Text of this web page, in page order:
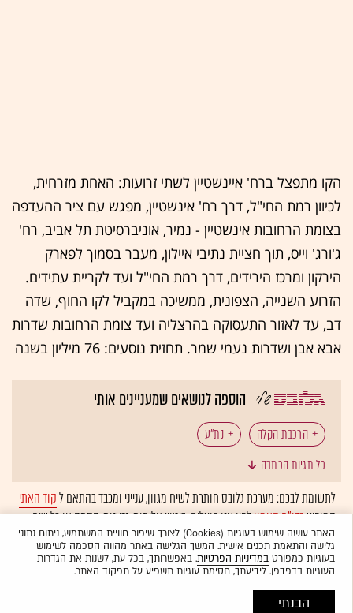
הקו מתפצל ברח' איינשטיין לשתי זרועות: האחת מזרחית,
לכיוון רמת החי"ל, דרך רח' אינשטיין, מפגש עם ציר ההעדפה
בצומת הרחובות אינשטיין - נמיר, אוניברסיטת תל אביב, רח'
ג'ורג' וייס, תוך חציית נתיבי איילון, מעבר בסמוך לפארק
הירקון ומרכז הירידים, דרך רמת החי"ל ועד לקריית עתידים.
הזרוע השנייה, הצפונית, ממשיכה במקביל לקו החוף, שדה
דב, עד לאזור התעסוקה בהרצליה ועד צומת הרחובות שדרות
אבא אבן ושדרות נעמי שמר. תחזית נוסעים: 76 מיליון בשנה
הוספה לנושאים שמעניינים אותי
הרכבת הקלה
נת"ע
כל תגיות הכתבה
לתשומת לבכם: מערכת גלובס חותרת לשיח מגוון, ענייני ומכבד בהתאם לקוד האתי
המופיעבדו"ח האמוןלפיו אנו פועלים. ביטויי אלימות, גזענות, הסתה או כל שיח
בלתי הולם אחר מסוננים בצורהאוטומטיתולא יפורסמו באתר.
האתר עושה שימוש בעוגיות (Cookies) לצורך שיפור חוויית המשתמש, ניתוח נתוני
גלישה והתאמת תכנים אישית. המשך הגלישה באתר מהווה הסכמה לשימוש
בעוגיות כמפורטבמדיניות הפרטיות. באפשרותך, בכל עת, לשנות את הגדרות
העוגיות בדפדפן. לידיעתך, חסימת עוגיות תשפיע על תפקוד האתר.
הבנתי